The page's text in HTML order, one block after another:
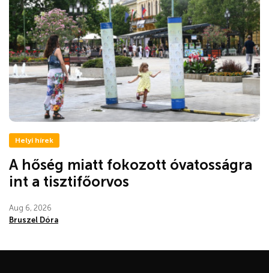
Helyi hírek
A hőség miatt fokozott óvatosságra
int a tisztifőorvos
Aug 6, 2026
Bruszel Dóra